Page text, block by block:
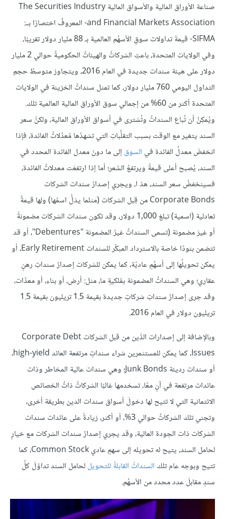
صناعة الأوراق المالية والأسواق المالية The Securities Industry
and Financial Markets Association- المعروفُ اختصارًا بــ:
SIFMA- قيمةَ تداولات سوقِ الأسهُم العالمية بـ 88 مليار دولار تقريبًا،
وفي الولايات المتحدة، باعتِ الشركاتُ والهيئاتُ الحكوميةُ حوالي 2 مليار
دولار على هيئة سندات جديدة في العام 2016، ويتجاوز متوسطُ حجمِ
التداول اليومي 760 مليار دولار، كما تمثل سنداتُ الخزينة في الولايات
المتحدة أكثر من 60% من إجمالي سوق الأوراق المالية العالمية تلك.
ويُمكِنُ أن تُباع السنداتُ وتُشترى في أسواق الأوراق المالية، ولكنَّ سعر
السند يتغير مع الوقت بسبب التقلُّباتِ التي تشهدُها مُعدَّلاتُ الفائدة، فإذا
انخفضَ معدلُ الفائدة في السوق إلى ما دونَ معدل الفائدة المحدد في
السند، يُصبح أعلى قيمةً ويرتفعُ السِّعر؛ أما إذا ارتفعَت معدلاتُ الفائدة،
فسينخفضُ سعر السند، هذ ا، ويجري إصدارُ سندات الشركات
Corporate Bonds من قِبل الشركات (مثلما يدَلُّ اسمُها) ولها قيمةٌ
تعادلية (اسمية) تبلغ 1,000 دولار، وقد تكون سندات الشركات مضمونةً
أو غيرَ مضمونة (تسمى السنداتُ غيرُ المضمونة "Debentures"، أو قد
تتضمن بنودًا خاصة بالاسترداد المبكِّر للسندات Early Retirement، أو
يمكن تحويلُها إلى أسهُمٍ عاديّة، كما يمكن للشركات إصدارُ سنداتِ رهنٍ
عقاري؛ وهي السنداتُ المضمونة بمُلكيةٍ ما، مثل: أرض، أو بناء، أو معدَّات،
وقد جرى إصدارُ سنداتِ شركاتٍ جديدة بقيمة 1.5 تريليون بقيمة 1.5
تريليون دولار في العام 2016.
وبالإضافة إلى إصدارات الدَّين من قبل الشركات Corporate Debt
Issues، كما يمكن للمستثمرين شراء سنداتٍ مرتفعة العائد high-yield،
أو سندات رديئة Junk Bonds؛ وهي سندات عالية المخاطر وذات
عائدات مرتفعة في آنٍ معًا، تسخدمها غالبًا الشركاتُ ذاتُ الخصائص
الائتمانية التي لا تتيح لها دخولَ أسواق سندات الدين بطريقة أخرى،
وتجني تلك الشركاتُ حوالي 3%، أو أكثر، زيادةً على عائدات سندات
الشركات ذات الجودة العالية، وقد يجري إصدارُ سندات الشركات مع خيارٍ
لحامل السند، يتيح له تحويله إلى سهمٍ عادي Common Stock، كما
تتيح وبوجه عام تلك السنداتُ القابلةُ للتحويللحامل السند تداوُلَ كلِّ
سندٍ مقابلَ عدد محدد من الأسهُم.